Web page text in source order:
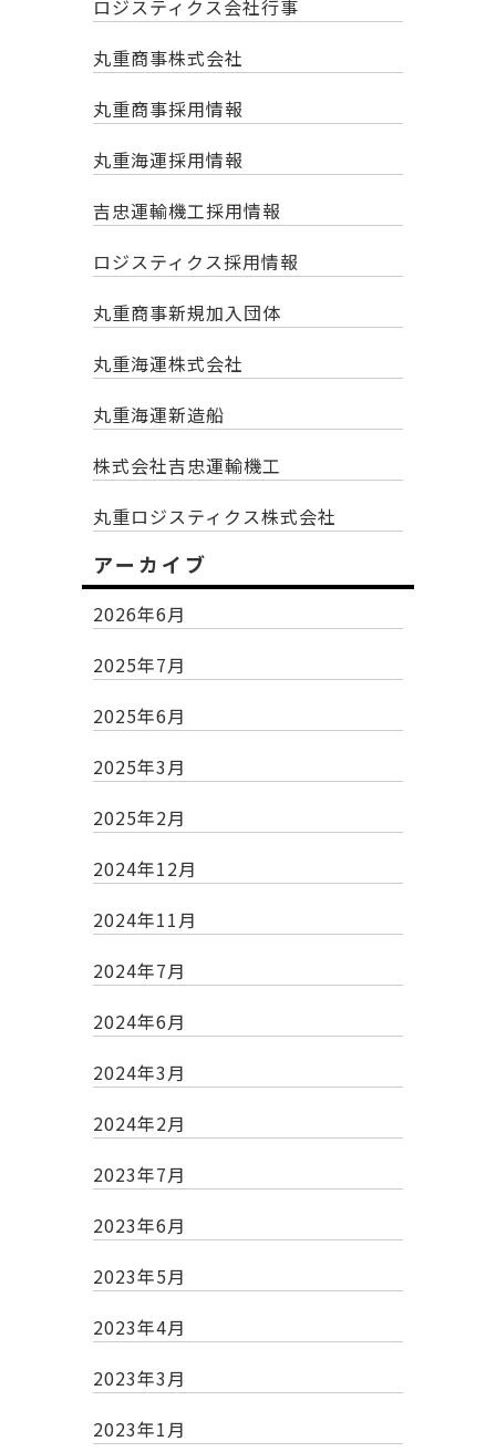
ロジスティクス会社行事
丸重商事株式会社
丸重商事採用情報
丸重海運採用情報
吉忠運輸機工採用情報
ロジスティクス採用情報
丸重商事新規加入団体
丸重海運株式会社
丸重海運新造船
株式会社吉忠運輸機工
丸重ロジスティクス株式会社
アーカイブ
2026年6月
2025年7月
2025年6月
2025年3月
2025年2月
2024年12月
2024年11月
2024年7月
2024年6月
2024年3月
2024年2月
2023年7月
2023年6月
2023年5月
2023年4月
2023年3月
2023年1月